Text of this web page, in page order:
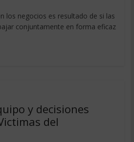
los negocios es resultado de si las
conjuntamente en forma eficaz
y decisiones
del